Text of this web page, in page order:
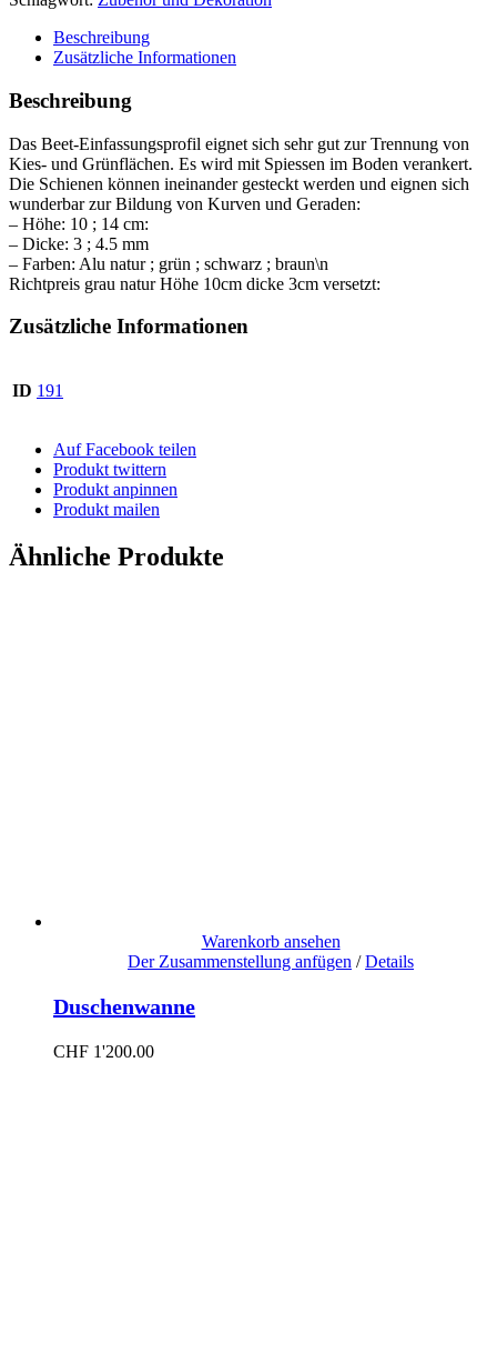
Beschreibung
Zusätzliche Informationen
Beschreibung
Das Beet-Einfassungsprofil eignet sich sehr gut zur Trennung von
Kies- und Grünflächen. Es wird mit Spiessen im Boden verankert.
Die Schienen können ineinander gesteckt werden und eignen sich
wunderbar zur Bildung von Kurven und Geraden:
– Höhe: 10 ; 14 cm:
– Dicke: 3 ; 4.5 mm
– Farben: Alu natur ; grün ; schwarz ; braun\n
Richtpreis grau natur Höhe 10cm dicke 3cm versetzt:
Zusätzliche Informationen
ID 191
Auf Facebook teilen
Produkt twittern
Produkt anpinnen
Produkt mailen
Ähnliche Produkte
Warenkorb ansehen
Der Zusammenstellung anfügen / Details
Duschenwanne
CHF 1'200.00